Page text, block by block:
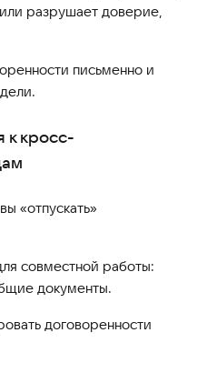
разрушает доверие,
письменно и
к кросс-
«отпускать»
совместной работы:
документы.
договоренности